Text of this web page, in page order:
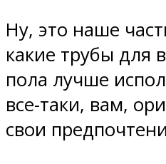
Ну, это наше
какие трубы для
пола лучше
все-таки, вам,
свои